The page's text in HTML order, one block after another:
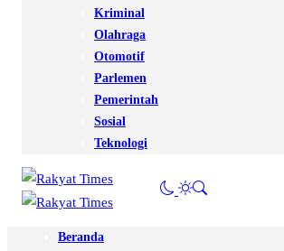
Kriminal
Olahraga
Otomotif
Parlemen
Pemerintah
Sosial
Teknologi
Beranda